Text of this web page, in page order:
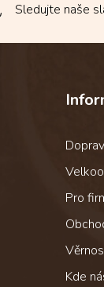
Sledujte naše
Pro
Kde